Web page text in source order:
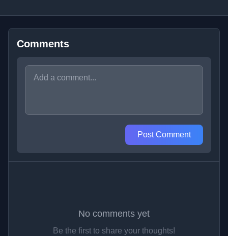
Comments
Post Comment
No comments yet
Be the first to share your thoughts!